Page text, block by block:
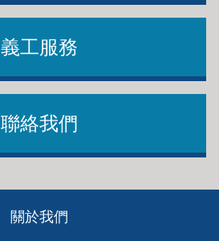
義工服務
聯絡我們
關於我們